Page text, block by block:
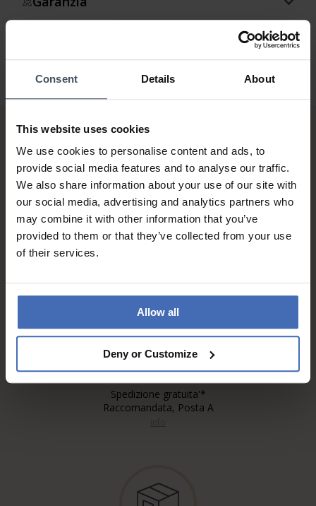
Consent Details About
This website uses cookies
We use cookies to personalise content and ads, to
provide social media features and to analyse our traffic.
We also share information about your use of our site with
our social media, advertising and analytics partners who
may combine it with other information that you’ve
provided to them or that they’ve collected from your use
of their services.
Allow all
Deny or Customize
Fattura & Pagamento a rate
fino a 5000.-
Spedizione gratuita'*
Raccomandata, Posta A